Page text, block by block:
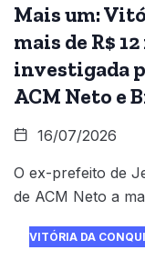
Mais um:
mais de R$
investigada
ACM Neto e
16/07/2026
O ex-prefeito de
de ACM Neto a
VITÓRIA DA